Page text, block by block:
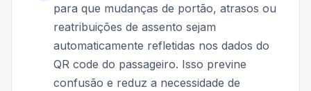
para que mudanças de portão, atrasos ou
reatribuições de assento sejam
automaticamente refletidas nos dados do
QR code do passageiro. Isso previne
confusão e reduz a necessidade de